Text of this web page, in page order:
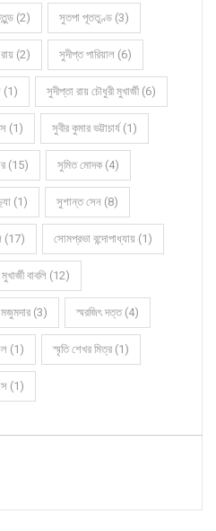
(2) সুতপা পূততুণ্ড (3)
রায় (2) সুদীপ্ত পারিয়াল (6)
(1) সুদীপ্তা রায় চৌধুরী মুখার্জী (6)
(1) সুবীর কুমার ভট্টাচার্য (1)
(15) সুমিত মোদক (4)
(1) সুশান্ত সেন (8)
(17) সোমপ্রভা বন্দোপাধ্যায় (1)
বাবলি (12)
মজুমদার (3) স্মরজিৎ দত্ত (4)
(1) স্মৃতি শেখর মিত্র (1)
(1)